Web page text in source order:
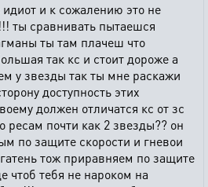
идиот и к сожалению это не
ты сравнивать пытаешся
ты там плачеш что
так кс и стоит дороже а
у звезды так ты мне раскажи
доступность этих
должен отличатся кс от зс
ресам почти как 2 звезды?? он
по защите скорости и гневои
тож приравняем по защите
чтоб тебя не нароком на